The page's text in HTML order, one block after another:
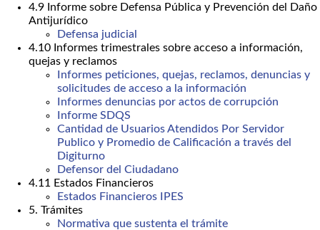
4.9 Informe sobre Defensa Pública y Prevención del Daño
Antijurídico
Defensa judicial
4.10 Informes trimestrales sobre acceso a información,
quejas y reclamos
Informes peticiones, quejas, reclamos, denuncias y
solicitudes de acceso a la información
Informes denuncias por actos de corrupción
Informe SDQS
Cantidad de Usuarios Atendidos Por Servidor
Publico y Promedio de Calificación a través del
Digiturno
Defensor del Ciudadano
4.11 Estados Financieros
Estados Financieros IPES
5. Trámites
Normativa que sustenta el trámite